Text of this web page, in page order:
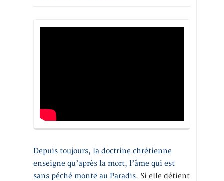
Depuis toujours, la doctrine chrétienne
enseigne qu’après la mort, l’âme qui est
sans péché monte au Paradis. Si elle détient